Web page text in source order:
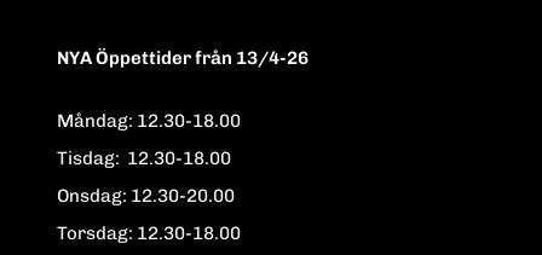
NYA Öppettider från 13/4-26
Måndag: 12.30-18.00
Tisdag: 12.30-18.00
Onsdag: 12.30-20.00
Torsdag: 12.30-18.00